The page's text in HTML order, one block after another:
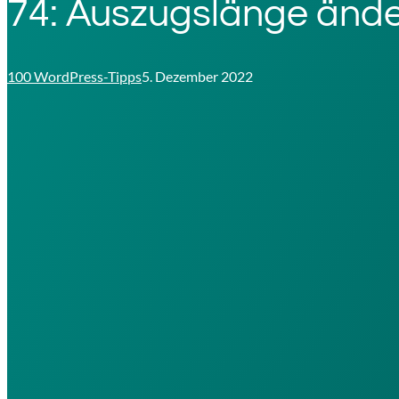
74: Auszugslänge
100 WordPress-Tipps5. Dezember 2022